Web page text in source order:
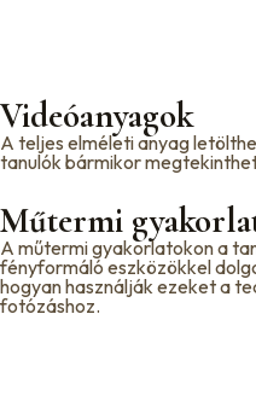
Videóanyagok
A teljes elméleti anyag
tanulók bármikor
Műtermi
A műtermi gyakorlatokon a
fényformáló eszközökkel
hogyan használják ezeket a
fotózáshoz.